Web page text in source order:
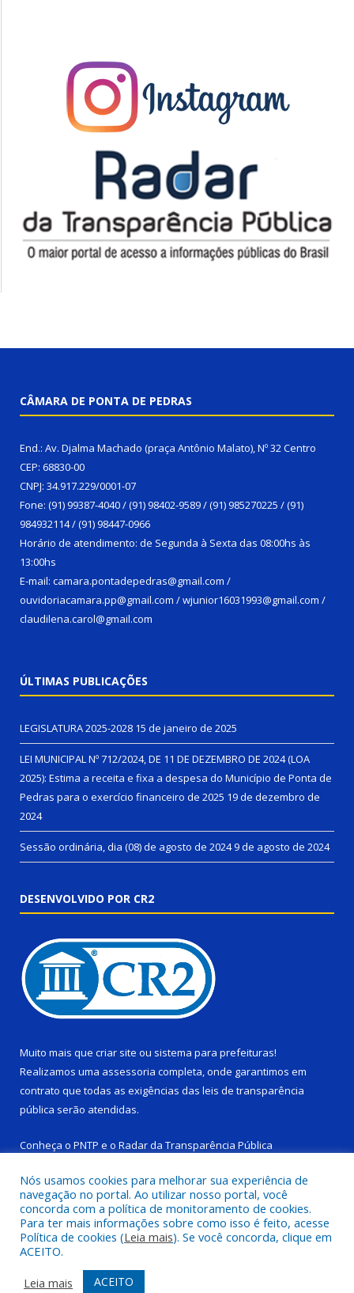
CÂMARA DE PONTA DE PEDRAS
End.: Av. Djalma Machado (praça Antônio Malato), Nº 32 Centro
CEP: 68830-00
CNPJ: 34.917.229/0001-07
Fone: (91) 99387-4040 / (91) 98402-9589 / (91) 985270225 / (91)
984932114 / (91) 98447-0966
Horário de atendimento: de Segunda à Sexta das 08:00hs às
13:00hs
E-mail: camara.pontadepedras@gmail.com /
ouvidoriacamara.pp@gmail.com / wjunior16031993@gmail.com /
claudilena.carol@gmail.com
ÚLTIMAS PUBLICAÇÕES
LEGISLATURA 2025-2028 15 de janeiro de 2025
LEI MUNICIPAL Nº 712/2024, DE 11 DE DEZEMBRO DE 2024 (LOA
2025): Estima a receita e fixa a despesa do Município de Ponta de
Pedras para o exercício financeiro de 2025 19 de dezembro de
2024
Sessão ordinária, dia (08) de agosto de 20249 de agosto de 2024
DESENVOLVIDO POR CR2
Muito mais que criar site ou sistema para prefeituras!
Realizamos uma assessoria completa, onde garantimos em
contrato que todas as exigências das leis de transparência
pública serão atendidas.
Conheça o PNTP e o Radar da Transparência Pública
Todos os direitos reservados a Câmara Municipal de Ponta de
Pedras.
Mapa do Site
Acessar Área Administrativa
Nós usamos cookies para melhorar sua experiência de
navegação no portal. Ao utilizar nosso portal, você
concorda com a política de monitoramento de cookies.
Para ter mais informações sobre como isso é feito, acesse
Política de cookies (Leia mais). Se você concorda, clique em
ACEITO.
Leia mais
ACEITO